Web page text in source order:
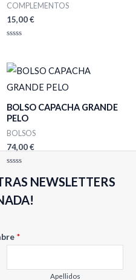
COMPLEMENTOS
15,00€
de
5
BOLSO CAPACHA GRANDE
PELO
BOLSOS
74,00€
con
0
5
NEWSLETTERS
*
Apellidos